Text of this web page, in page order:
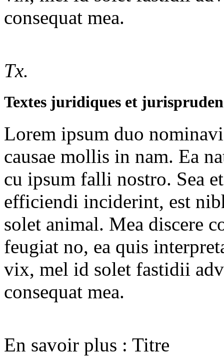
consequat mea.
Tx.
Textes juridiques et
Lorem ipsum duo
causae mollis in nam. Ea
cu ipsum falli nostro. Sea
efficiendi inciderint, est
solet animal. Mea discere
feugiat no, ea quis
vix, mel id solet fastidii
consequat mea.
En savoir plus : Titre